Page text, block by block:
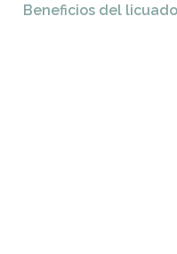
Beneficios del